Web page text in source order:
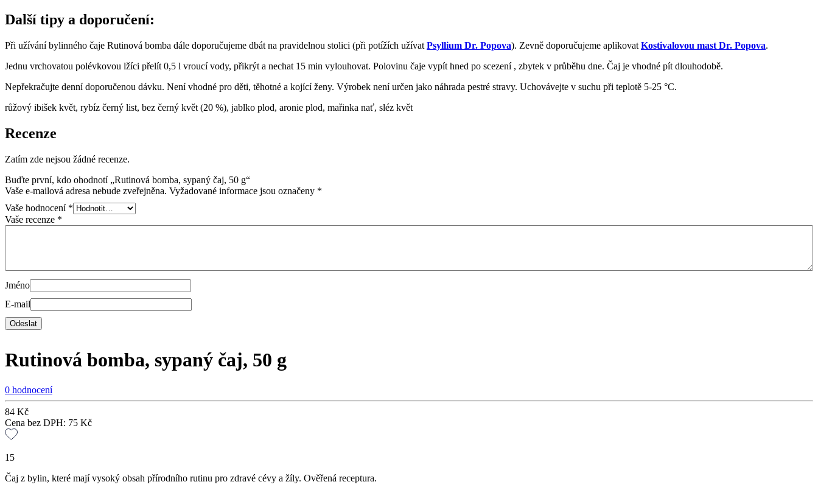
Další tipy a doporučení:
Při užívání bylinného čaje Rutinová bomba dále doporučujeme dbát na pravidelnou stolici (při potížích užívat Psyllium Dr. Popova). Zevně doporučujeme aplikovat Kostivalovou mast Dr. Popova.
Jednu vrchovatou polévkovou lžíci přelít 0,5 l vroucí vody, přikrýt a nechat 15 min vylouhovat. Polovinu čaje vypít hned po scezení , zbytek v průběhu dne. Čaj je vhodné pít dlouhodobě.
Nepřekračujte denní doporučenou dávku. Není vhodné pro děti, těhotné a kojící ženy. Výrobek není určen jako náhrada pestré stravy. Uchovávejte v suchu při teplotě 5-25 °C.
růžový ibišek květ, rybíz černý list, bez černý květ (20 %), jablko plod, aronie plod, mařinka nať, sléz květ
Recenze
Zatím zde nejsou žádné recenze.
Buďte první, kdo ohodnotí „Rutinová bomba, sypaný čaj, 50 g“
Vaše e-mailová adresa nebude zveřejněna. Vyžadované informace jsou označeny *
Vaše hodnocení *
Vaše recenze *
Jméno
E-mail
Rutinová bomba, sypaný čaj, 50 g
0 hodnocení
84 Kč
Cena bez DPH: 75 Kč
15
Čaj z bylin, které mají vysoký obsah přírodního rutinu pro zdravé cévy a žíly. Ověřená receptura.